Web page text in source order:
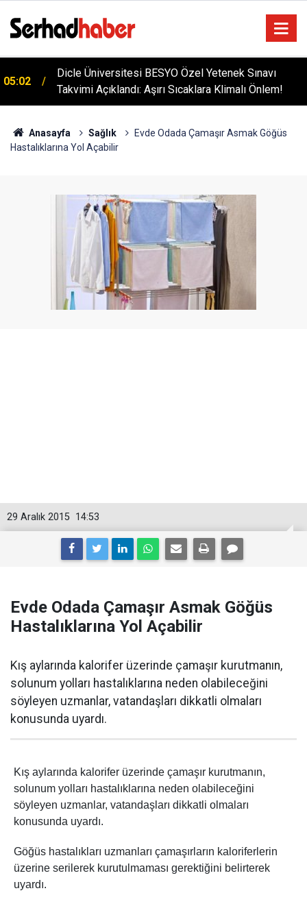
05:02
Dicle Üniversitesi BESYO Özel Yetenek Sınavı
Takvimi Açıklandı: Aşırı Sıcaklara Klimalı Önlem!
Anasayfa Sağlık
Evde Odada Çamaşır Asmak Göğüs
Hastalıklarına Yol Açabilir
14:53
29 Aralık 2015
Evde Odada Çamaşır Asmak Göğüs
Hastalıklarına Yol Açabilir
Kış aylarında kalorifer üzerinde çamaşır kurutmanın,
solunum yolları hastalıklarına neden olabileceğini
söyleyen uzmanlar, vatandaşları dikkatli olmaları
konusunda uyardı.
Kış aylarında kalorifer üzerinde çamaşır kurutmanın,
solunum yolları hastalıklarına neden olabileceğini
söyleyen uzmanlar, vatandaşları dikkatli olmaları
konusunda uyardı.
Göğüs hastalıkları uzmanları çamaşırların kaloriferlerin
üzerine serilerek kurutulmaması gerektiğini belirterek
uyardı.